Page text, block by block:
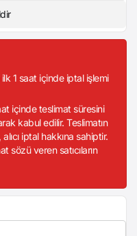
1 saat içinde iptal işlemi
içinde teslimat süresini
kabul edilir. Teslimatın
iptal hakkına sahiptir.
sözü veren satıcıların